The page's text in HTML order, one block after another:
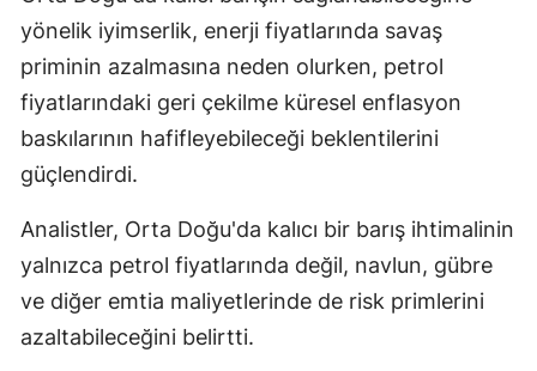
Hatay
Isparta
İzmir
Kars
Kastamonu
yönelik iyimserlik, enerji fiyatlarında savaş
priminin azalmasına neden olurken, petrol
fiyatlarındaki geri çekilme küresel enflasyon
baskılarının hafifleyebileceği beklentilerini
güçlendirdi.
Analistler, Orta Doğu'da kalıcı bir barış ihtimalinin
yalnızca petrol fiyatlarında değil, navlun, gübre
ve diğer emtia maliyetlerinde de risk primlerini
azaltabileceğini belirtti.